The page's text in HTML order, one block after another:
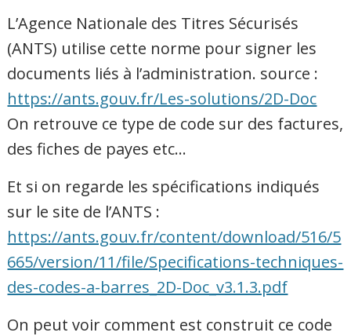
L’Agence Nationale des Titres Sécurisés
(ANTS) utilise cette norme pour signer les
documents liés à l’administration. source :
https://ants.gouv.fr/Les-solutions/2D-Doc
On retrouve ce type de code sur des factures,
des fiches de payes etc…
Et si on regarde les spécifications indiqués
sur le site de l’ANTS :
https://ants.gouv.fr/content/download/516/5
665/version/11/file/Specifications-techniques-
des-codes-a-barres_2D-Doc_v3.1.3.pdf
On peut voir comment est construit ce code